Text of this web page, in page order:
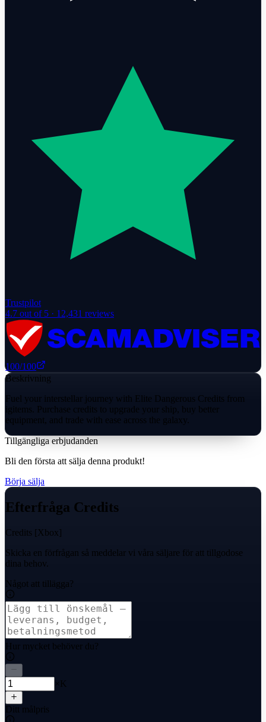
Trustpilot
4.7 out of 5 · 12,431 reviews
100/100
Beskrivning
Fuel your interstellar journey with Elite Dangerous Credits from
igitems. Purchase credits to upgrade your ship, buy better
equipment, and trade with ease across the galaxy.
Tillgängliga erbjudanden
Bli den första att sälja denna produkt!
Börja sälja
Efterfråga Credits
Credits [Xbox]
Skicka en förfrågan så meddelar vi våra säljare för att tillgodose
dina behov.
Något att tillägga?
Hur mycket behöver du?
×K
Ditt målpris